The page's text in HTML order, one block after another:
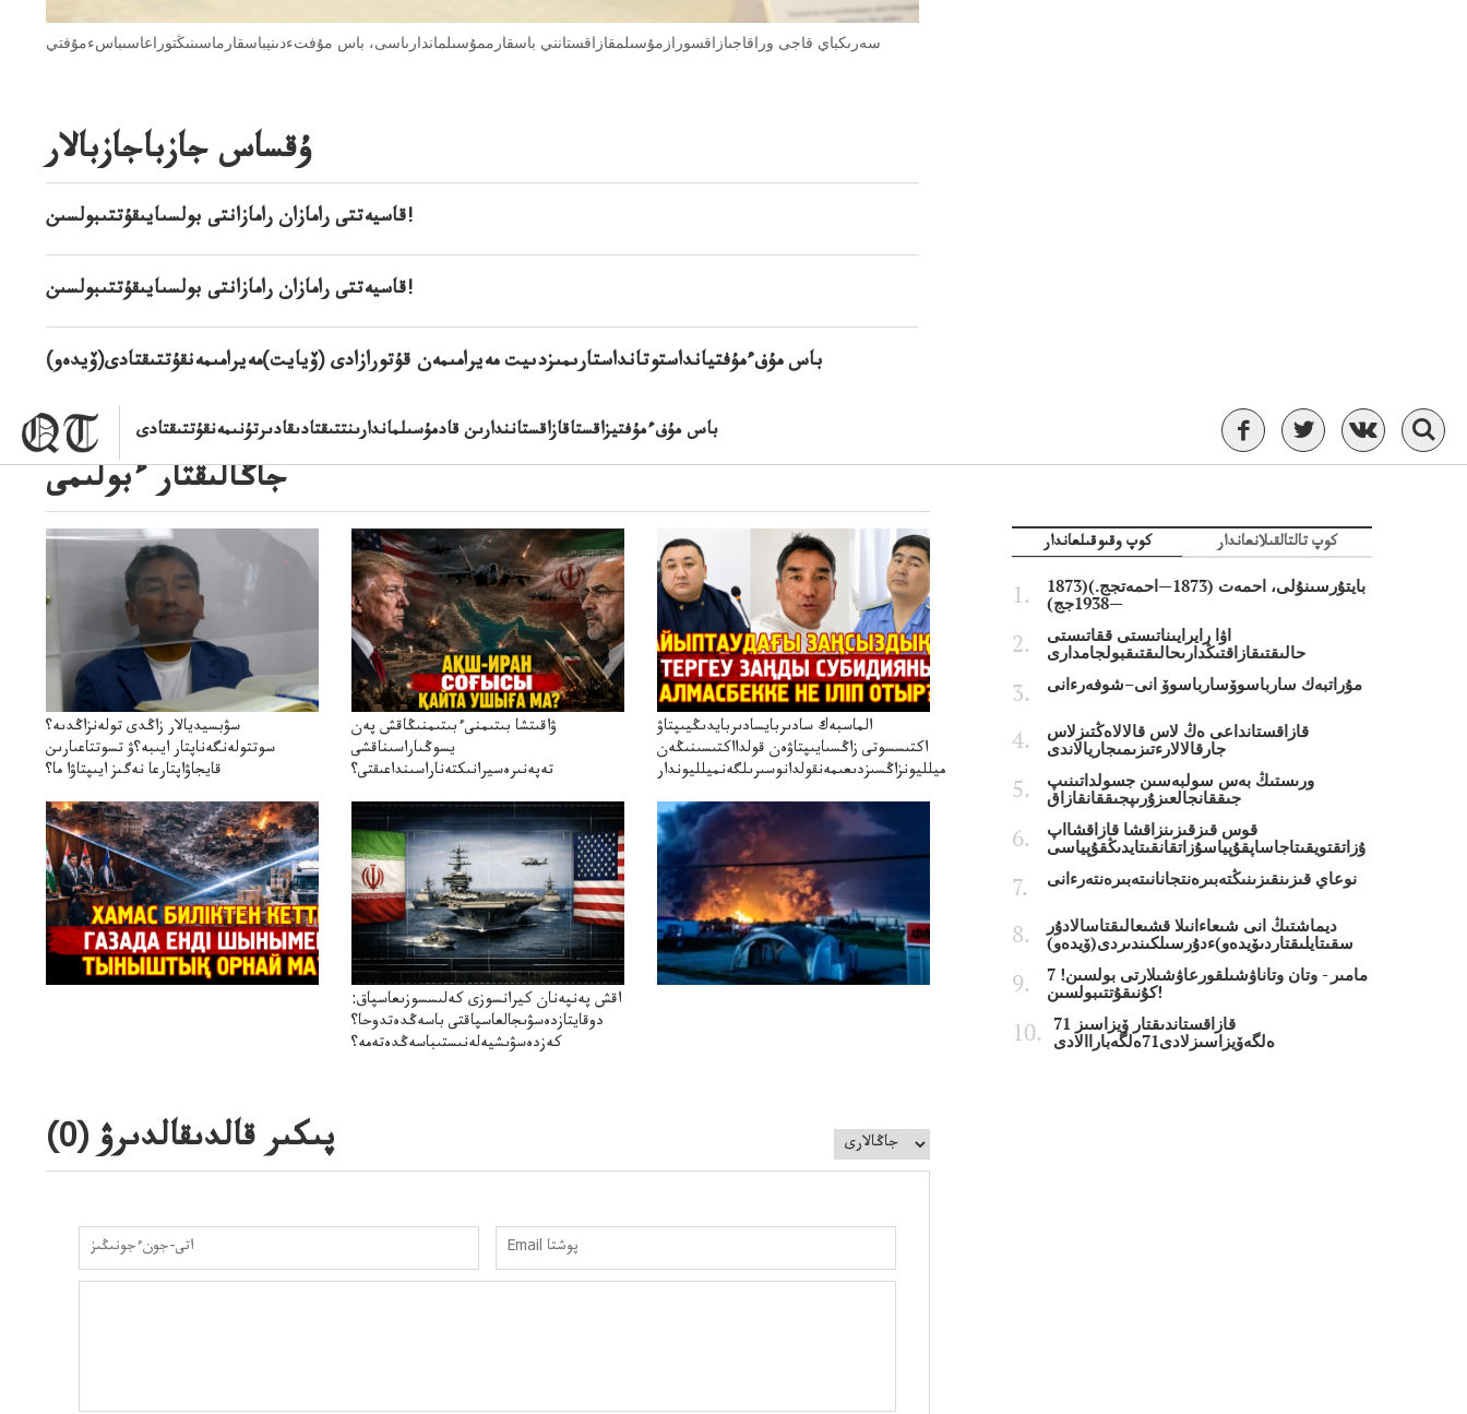
باس مۇفءمۇفتيزاقستاقازاقستانندارىن قادمۇسىلماندارىنتتىقتادىقادىرتۇنىمەنقۇتتىقتادى
سەرىكباي قاجى وراقاجىازاقسورازمۇسىلمقازاقستانني باسقارممۇسىلماندارىاسى، باس مۇفتءدىنيباسقارماسىنىڭتوراعاسىباسءمۇفتي
ۇقساس جازباجازبالار
قاسيەتتى رامازان رامازانتى بولسىايىقۇتتىبولسىن!
قاسيەتتى رامازان رامازانتى بولسىايىقۇتتىبولسىن!
باس مۇفءمۇفتيانداستوتانداستارىمىزدىيت مەيرامىمەن قۇتورازادى (ۆيايت)مەيرامىمەنقۇتتىقتادى(ۆيدەو)
جاڭالىقتار ءبولىمى
سۋبسيديالار زاڭدى تولەنزاڭدىە؟
سوتتولەنگەناپتار ايىبە؟ۋ تسوتتاعىارىن
قايجاۋاپتارعا نەگىز ايىپتاۋا ما؟
ۋاقىتشا بىتىمنىءبىتىمنىڭاقش پەن
يسوڭىاراسىناقشى
تەپەنىرەسيرانىكتەناراسىنداعىقتى؟
الماسبەك سادىربايسادىربايدىڭيىپتاۋ
اكتىسسوتى زاڭسىايىپتاۋەن قولدااكتىسىنىڭەن
ميلليونزاڭسىزدىعىمەنقولدانوسىرىلگەنميلليوندار
اقش پەنپەنان كيرانسوزى كەلىسسوزىعاسپاق:
دوقايتازدەسۋىجالعاسپاقتى باسەڭدەتدوحا؟
كەزدەسۋىشيەلەنىستىباسەڭدەتەمە؟
پىكىر قالدىقالدىرۋ (0
)
كوپ وقىوقىلعاندار كوپ تالتالقىلانعاندار
بايتۇرسىنۇلى، احمەت (1873—احمەتجج.)(1873
—1938جج)
اۋا رايرايىناتىستى ققاتىستى
حالىقتىقازاقتىڭدارىحالىقتىقبولجامدارى
مۇراتبەك سارباسوۆسارباسوۆ انى–شوفەرءانى
قازاقستانداعى ەڭ لاس قالالاەڭتىزلاس
جارقالالارءتىزىمىجاريالاندى
ورىستىڭ بەس سولبەسىن جسولداتىنىپ
جىققانجالعىزۇرىپجىققانقازاق
قوس قىزقىزىنزاقشا قازاقشااپ
ۇزاتقتويقىتاجاساپقۇپياسۇزاتقانقىتايدىڭقۇپياسى
نوعاي قىزىنقىزىنىڭتەبىرەنتجانانىتەبىرەنتەرءانى
ديماشتىڭ انى شىعاءانىلا قشىعالىقتاسالادۇر
سقىتايلىقتاردىۆيدەو)ءدۇرسىلكىندىردى(ۆيدەو)
7 مامىر - وتان وتاناۋشىلقورعاۋشىلارتى بولسىن!
كۇنىقۇتتىبولسىن!
قازاقستاندىقتار ۆيزاسىز 71
ەلگەۆيزاسىزلادى71ەلگەباراالادى